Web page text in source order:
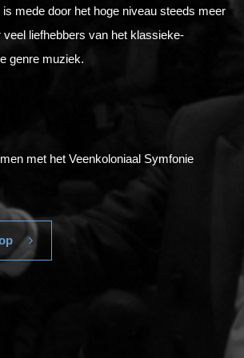
mede door het hoge niveau steeds meer
liefhebbers van het klassieke-
genre muziek.
met het Veenkoloniaal Symfonie